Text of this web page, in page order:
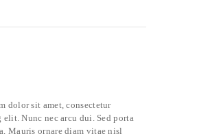
dolor sit amet, consectetur
Nunc nec arcu dui. Sed porta
Mauris ornare diam vitae nisl